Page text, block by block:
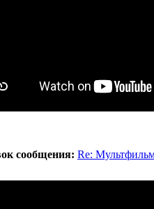
сообщения: Re: